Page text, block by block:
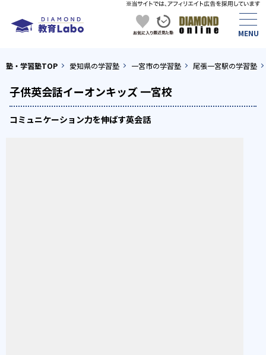
塾・学習塾TOP 愛知県の学習塾 一宮市の学習塾 尾張一宮駅の学習塾
子供英会話イーオンキッズ 一宮校
コミュニケーション力を伸ばす英会話